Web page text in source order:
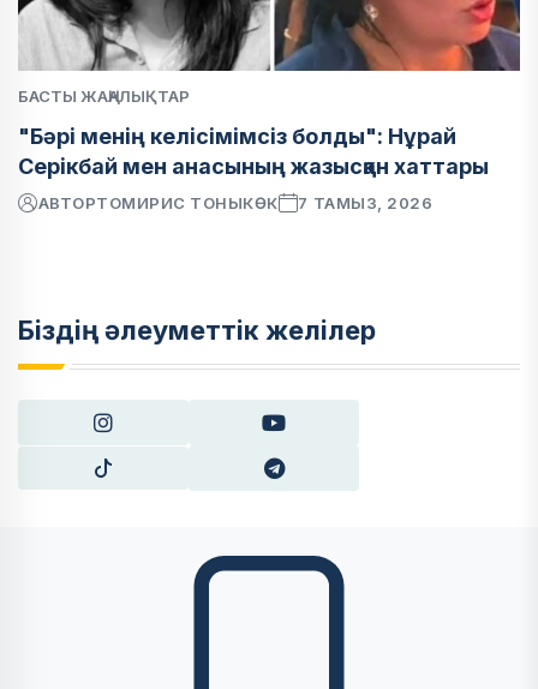
БАСТЫ ЖАҢАЛЫҚТАР
"Бәрі менің келісімімсіз болды": Нұрай
Серікбай мен анасының жазысқан хаттары
АВТОРТОМИРИС ТОНЫКӨК 7 ТАМЫЗ, 2026
Біздің әлеуметтік желілер